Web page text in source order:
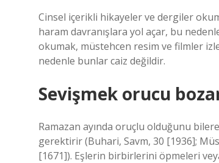
Cinsel içerikli hikayeler ve dergiler
haram davranışlara yol açar, bu
okumak, müstehcen resim ve filmler
nedenle bunlar caiz değildir.
Sevişmek orucu
Ramazan ayında oruçlu olduğunu
gerektirir (Buhari, Savm, 30 [1936];
[1671]). Eşlerin birbirlerini öpmeleri